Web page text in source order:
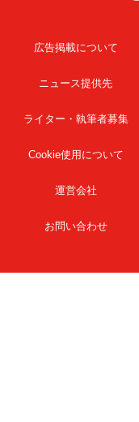
広告掲載について
ニュース提供先
ライター・執筆者募集
Cookie使用について
運営会社
お問い合わせ